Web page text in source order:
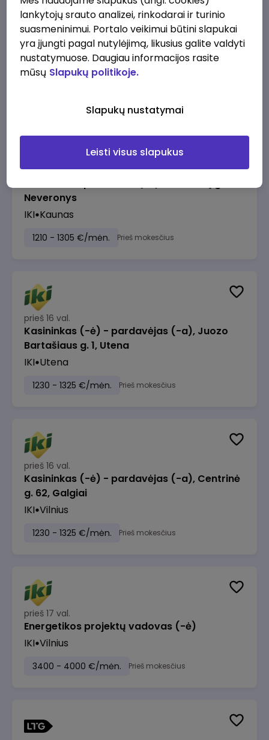
prieš 15 val.
Manevrų operatorius (-ė) (Panevėžys)
(Panevėžys, LT)
JSC Lithuanian Railways
Panevėžys
prieš 16 val.
Neveronys
IKI Kaunas
1210 - 1305 €/mėn. Prieš mokesčius
prieš 16 val.
Kasininkas (-ė) - pardavėjas (-a), Juozo
Bartašiaus g. 1, Utena
IKI Utena
1230 - 1325 €/mėn. Prieš mokesčius
prieš 16 val.
Kasininkas (-ė) - pardavėjas (-a), Centrinė
g. 62, Galgiai
IKI Vilnius
1230 - 1325 €/mėn. Prieš mokesčius
prieš 17 val.
Energetikos projektų vadovas (-ė)
IKI Vilnius
3400 - 4000 €/mėn. Prieš mokesčius
lankytojų srauto analizei, rinkodarai ir turinio
suasmeninimui. Portalo veikimui būtini slapukai
yra įjungti pagal nutylėjimą, likusius galite valdyti
nustatymuose. Daugiau informacijos rasite
mūsų Slapukų politikoje.
Slapukų nustatymai
Leisti visus slapukus